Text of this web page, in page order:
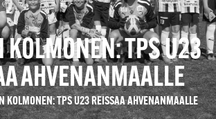
KOLMONEN: TPS U23
AHVENANMAALLE
KOLMONEN: TPS U23 REISSAA AHVENANMAALLE